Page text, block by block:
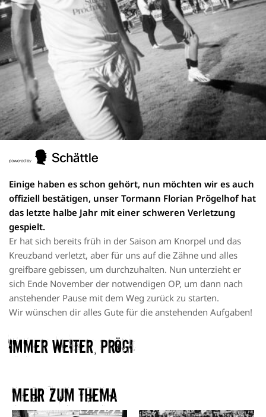
Einige haben es schon gehört, nun möchten wir es auch
offiziell bestätigen, unser Tormann Florian Prögelhof hat
das letzte halbe Jahr mit einer schweren Verletzung
gespielt.
Er hat sich bereits früh in der Saison am Knorpel und das
Kreuzband verletzt, aber für uns auf die Zähne und alles
greifbare gebissen, um durchzuhalten. Nun unterzieht er
sich Ende November der notwendigen OP, um dann nach
anstehender Pause mit dem Weg zurück zu starten.
Wir wünschen dir alles Gute für die anstehenden Aufgaben!
immer weiter, Prögi
Mehr zum Thema​